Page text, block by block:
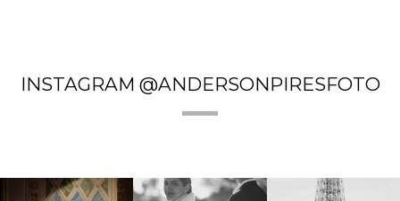
INSTAGRAM @ANDERSONPIRESFOTO